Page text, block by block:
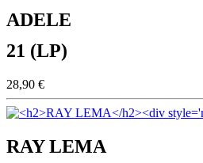
ADELE
21 (LP)
28,90 €
RAY LEMA